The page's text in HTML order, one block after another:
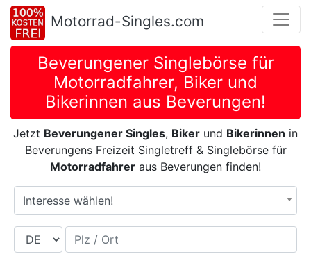
Motorrad-Singles.com
Beverungener Singlebörse für
Motorradfahrer, Biker und
Bikerinnen aus Beverungen!
Jetzt Beverungener Singles, Biker und Bikerinnen in
Beverungens Freizeit Singletreff & Singlebörse für
Motorradfahrer aus Beverungen finden!
Interesse wählen!
Land Plz / Ort